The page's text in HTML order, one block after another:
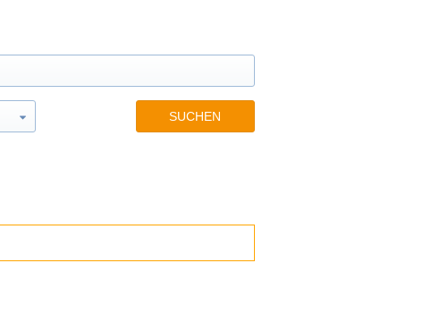
SUCHEN